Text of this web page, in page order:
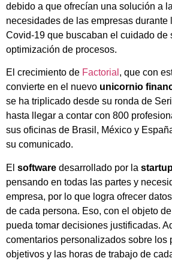
debido a que ofrecían una solución a
necesidades de las empresas durante
Covid-19 que buscaban el cuidado de
optimización de procesos.
El crecimiento de Factorial , que con
convierte en el nuevo unicornio
se ha triplicado desde su ronda de
hasta llegar a contar con 800
sus oficinas de Brasil, México y
su comunicado.
El software desarrollado por la
pensando en todas las partes y
empresa, por lo que logra ofrecer
de cada persona. Eso, con el objeto
pueda tomar decisiones justificadas.
comentarios personalizados sobre los
objetivos y las horas de trabajo de